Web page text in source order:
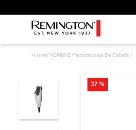
HOMBRE Recortadoras De Cabello
37 %